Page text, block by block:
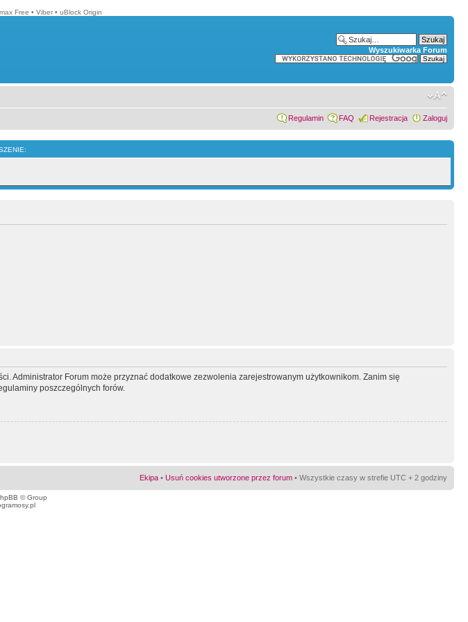
Free • Viber • uBlock Origin
Wyszukiwarka Forum
Regulamin FAQ Rejestracja Zaloguj
Administrator Forum może przyznać dodatkowe zezwolenia zarejestrowanym użytkownikom. Zanim się
poszczególnych forów.
Ekipa • Usuń cookies utworzone przez forum • Wszystkie czasy w strefie UTC + 2 godziny
© Group